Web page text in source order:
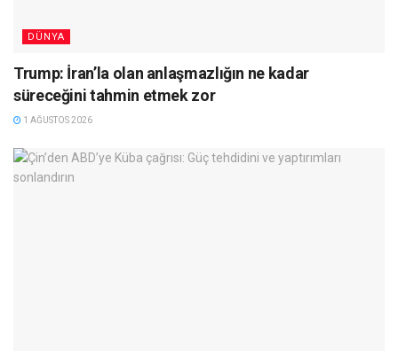
DÜNYA
Trump: İran’la olan anlaşmazlığın ne kadar
süreceğini tahmin etmek zor
1 AĞUSTOS 2026